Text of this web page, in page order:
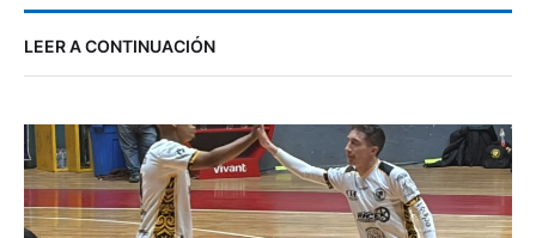
LEER A CONTINUACIÓN